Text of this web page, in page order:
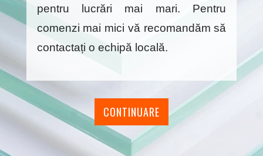
pentru lucrări mai mari. Pentru
comenzi mai mici vă recomandăm să
contactați o echipă locală.
CONTINUARE